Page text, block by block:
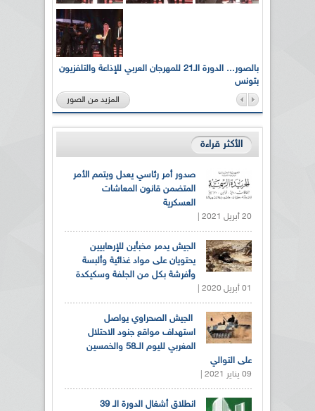
بالصور... الدورة الـ21 للمهرجان العربي للإذاعة والتلفزيون
بتونس
المزيد من الصور
الأكثر قراءة
صدور أمر رئاسي يعدل ويتمم الأمر
المتضمن قانون المعاشات
العسكرية
20 أبريل 2021 |
الجيش يدمر مخبأين للإرهابيين
يحتويان على مواد غذائية وألبسة
وأفرشة بكل من الجلفة وسكيكدة
01 أبريل 2020 |
الجيش الصحراوي يواصل
استهداف مواقع جنود الاحتلال
المغربي لليوم الــ58 والخمسين
على التوالي
09 يناير 2021 |
انطلاق أشغال الدورة الـ 39